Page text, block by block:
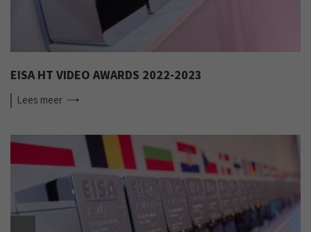
EISA HT VIDEO AWARDS 2022-2023
Lees meer